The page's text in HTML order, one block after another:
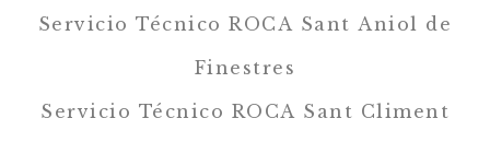
Servicio Técnico ROCA Sant Aniol de
Finestres
Servicio Técnico ROCA Sant Climent